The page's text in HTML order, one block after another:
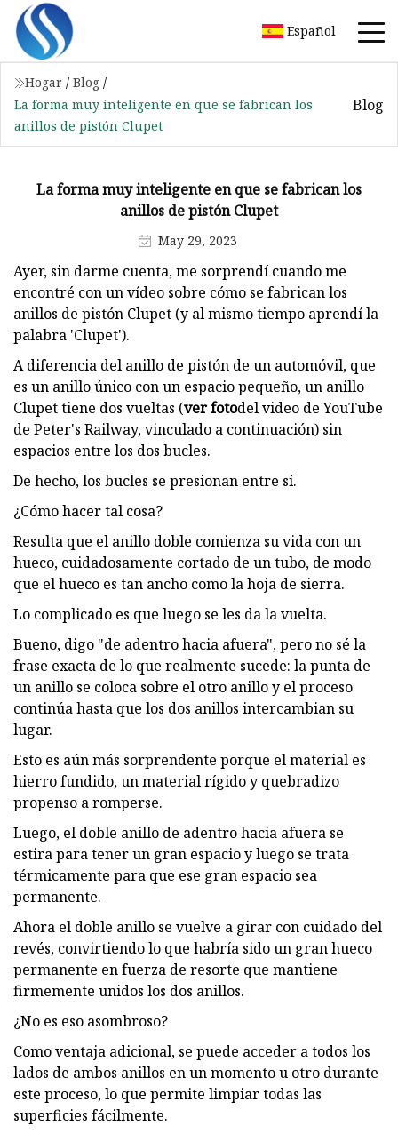
Español
Hogar / Blog /
La forma muy inteligente en que se fabrican los
anillos de pistón Clupet
Blog
La forma muy inteligente en que se fabrican los
anillos de pistón Clupet
May 29, 2023
Ayer, sin darme cuenta, me sorprendí cuando me
encontré con un vídeo sobre cómo se fabrican los
anillos de pistón Clupet (y al mismo tiempo aprendí la
palabra 'Clupet').
A diferencia del anillo de pistón de un automóvil, que
es un anillo único con un espacio pequeño, un anillo
Clupet tiene dos vueltas (ver fotodel video de YouTube
de Peter's Railway, vinculado a continuación) sin
espacios entre los dos bucles.
De hecho, los bucles se presionan entre sí.
¿Cómo hacer tal cosa?
Resulta que el anillo doble comienza su vida con un
hueco, cuidadosamente cortado de un tubo, de modo
que el hueco es tan ancho como la hoja de sierra.
Lo complicado es que luego se les da la vuelta.
Bueno, digo "de adentro hacia afuera", pero no sé la
frase exacta de lo que realmente sucede: la punta de
un anillo se coloca sobre el otro anillo y el proceso
continúa hasta que los dos anillos intercambian su
lugar.
Esto es aún más sorprendente porque el material es
hierro fundido, un material rígido y quebradizo
propenso a romperse.
Luego, el doble anillo de adentro hacia afuera se
estira para tener un gran espacio y luego se trata
térmicamente para que ese gran espacio sea
permanente.
Ahora el doble anillo se vuelve a girar con cuidado del
revés, convirtiendo lo que habría sido un gran hueco
permanente en fuerza de resorte que mantiene
firmemente unidos los dos anillos.
¿No es eso asombroso?
Como ventaja adicional, se puede acceder a todos los
lados de ambos anillos en un momento u otro durante
este proceso, lo que permite limpiar todas las
superficies fácilmente.